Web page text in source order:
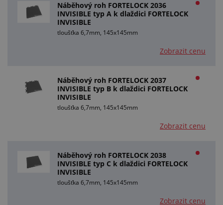
Náběhový roh FORTELOCK 2036
INVISIBLE typ A k dlaždici FORTELOCK
INVISIBLE
tloušťka 6,7mm, 145x145mm
Zobrazit cenu
Náběhový roh FORTELOCK 2037
INVISIBLE typ B k dlaždici FORTELOCK
INVISIBLE
tloušťka 6,7mm, 145x145mm
Zobrazit cenu
Náběhový roh FORTELOCK 2038
INVISIBLE typ C k dlaždici FORTELOCK
INVISIBLE
tloušťka 6,7mm, 145x145mm
Zobrazit cenu